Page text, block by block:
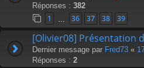
Réponses : 382
1 36 37 38 39
[Olivier08] Présentation
Dernier message par Fred73 «
Réponses : 2